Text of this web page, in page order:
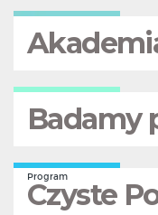
Badamy
Program
Czyste